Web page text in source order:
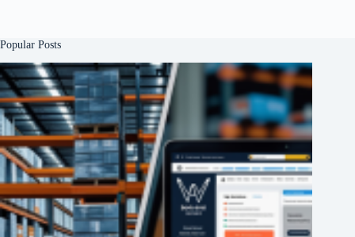
Popular Posts